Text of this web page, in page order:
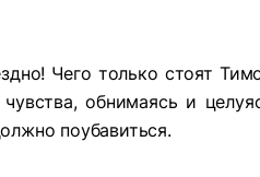
Чего только стоят
обнимаясь и
поубавиться.